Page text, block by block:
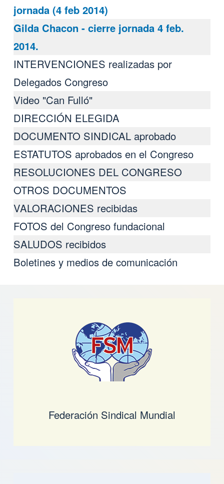
jornada (4 feb 2014)
Gilda Chacon - cierre jornada 4 feb.
2014.
INTERVENCIONES realizadas por
Delegados Congreso
Video "Can Fulló"
DIRECCIÓN ELEGIDA
DOCUMENTO SINDICAL aprobado
ESTATUTOS aprobados en el Congreso
RESOLUCIONES DEL CONGRESO
OTROS DOCUMENTOS
VALORACIONES recibidas
FOTOS del Congreso fundacional
SALUDOS recibidos
Boletines y medios de comunicación
Federación Sindical Mundial